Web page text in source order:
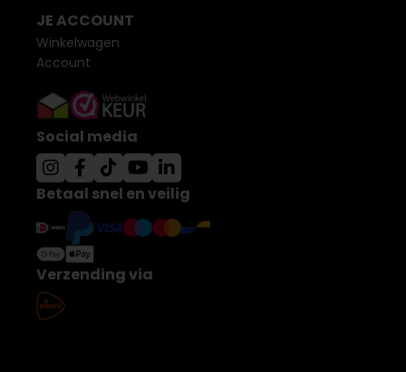
JE ACCOUNT
Winkelwagen
Account
Social media
Betaal snel en veilig
Verzending via